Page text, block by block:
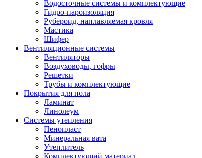
Водосточные системы и комплектующие
Гидро-пароизоляция
Рубероид, наплавляемая кровля
Мастика
Шифер
Вентиляционные системы
Вентиляторы
Воздуховоды, гофры
Решетки
Трубы и комплектующие
Покрытия для пола
Ламинат
Линолеум
Системы утепления
Пенопласт
Минеральная вата
Утеплитель
Комплектующий материал